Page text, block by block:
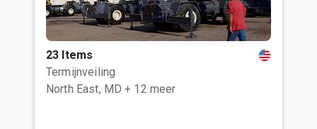
23 Items
Termijnveiling
North East, MD + 12 meer